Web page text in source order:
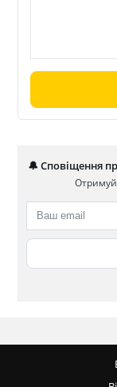
🔔 Сповіщення